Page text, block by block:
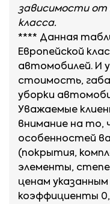
зависимости от
класса.
**** Данная
Европейской
автомобилей. И
стоимость,
уборки
Уважаемые
внимание на то,
особенностей
(покрытия,
элементы,
ценам
коэффициенты